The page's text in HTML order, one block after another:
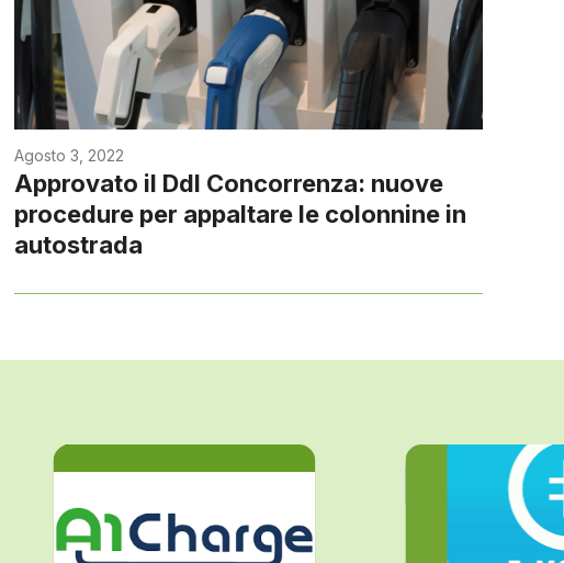
Agosto 3, 2022
Approvato il Ddl Concorrenza: nuove
procedure per appaltare le colonnine in
autostrada